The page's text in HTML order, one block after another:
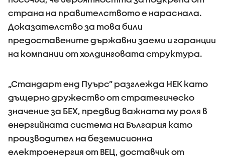
страна на правителството е нараснала.
Доказателство за това били
предоставените държавни заеми и гаранции
на компании от холдинговата структура.
„Стандарт енд Пуърс” разглежда НЕК като
дъщерно дружество от стратегическо
значение за БЕХ, предвид важната му роля в
енергийната система на България като
производител на беземисионна
електроенергия от ВЕЦ, доставчик от